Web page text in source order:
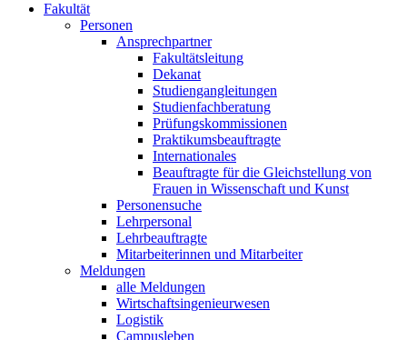
Fakultät
Personen
Ansprechpartner
Fakultätsleitung
Dekanat
Studiengangleitungen
Studienfachberatung
Prüfungskommissionen
Praktikumsbeauftragte
Internationales
Beauftragte für die Gleichstellung von
Frauen in Wissenschaft und Kunst
Personensuche
Lehrpersonal
Lehrbeauftragte
Mitarbeiterinnen und Mitarbeiter
Meldungen
alle Meldungen
Wirtschaftsingenieurwesen
Logistik
Campusleben